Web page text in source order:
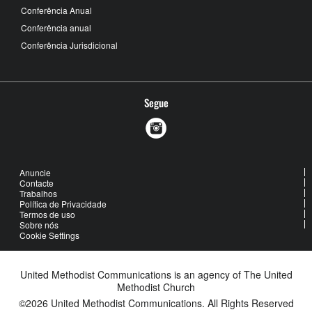
Conferência Anual
Conferência anual
Conferência Jurisdicional
Segue
Anuncie
Contacte
Trabalhos
Política de Privacidade
Termos de uso
Sobre nós
Cookie Settings
United Methodist Communications is an agency of The United
Methodist Church
©2026 United Methodist Communications. All Rights Reserved